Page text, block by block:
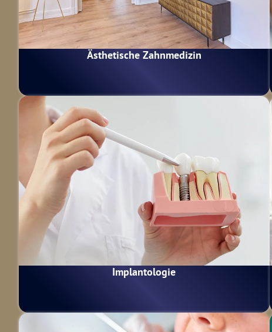
Ästhetische Zahnmedizin
Implantologie